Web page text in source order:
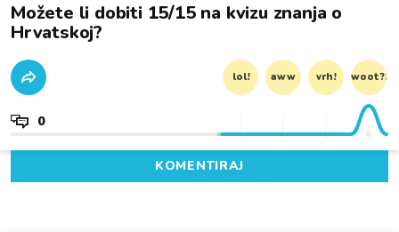
Možete li dobiti 15/15 na kvizu znanja o
Hrvatskoj?
lol! aww vrh! woot?!
0
KOMENTIRAJ